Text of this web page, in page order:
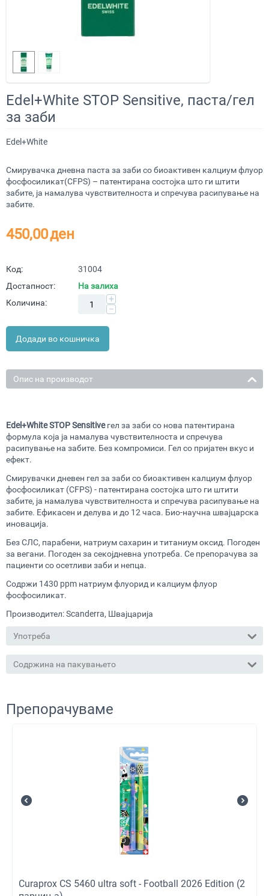
Edel+White STOP Sensitive, паста/гел
за заби
Edel+White
Смирувачка дневна паста за заби со биоактивен калциум флуор
фосфосиликат(CFPS) – патентирана состојка што ги штити
забите, ја намалува чувствителноста и спречува расипување на
забите.
450,00ден
Код:
31004
Достапност:
На залиха
Количина:
+
−
Додади во кошничка
Опис на производот
Edel+White STOP Sensitiveгел за заби со нова патентирана
формула која ја намалува чувствителноста и спречува
расипување на забите. Без компромиси. Гел со пријатен вкус и
ефект.
Смирувачки дневен гел за заби со биоактивен калциум флуор
фосфосиликат (CFPS) - патентирана состојка што ги штити
забите, ја намалува чувствителноста и спречува расипување на
забите. Ефикасен и делува и до 12 часа. Био-научна швајцарска
иновација.
Без СЛС, парабени, натриум сахарин и титаниум оксид. Погоден
за вегани. Погоден за секојдневна употреба. Се препорачува за
пациенти со осетливи заби и непца.
Содржи 1430 ppm натриум флуорид и калциум флуор
фосфосиликат.
Производител: Scanderra, Швајцарија
Употреба
Содржина на пакувањето
Препорачуваме
Curaprox CS 5460 ultra soft - Football 2026 Edition (2